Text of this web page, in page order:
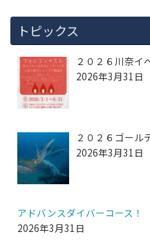
トピックス
２０２６川奈イ
2026年3月31日
２０２６ゴール
2026年3月31日
アドバンスダイバーコース！
2026年3月31日